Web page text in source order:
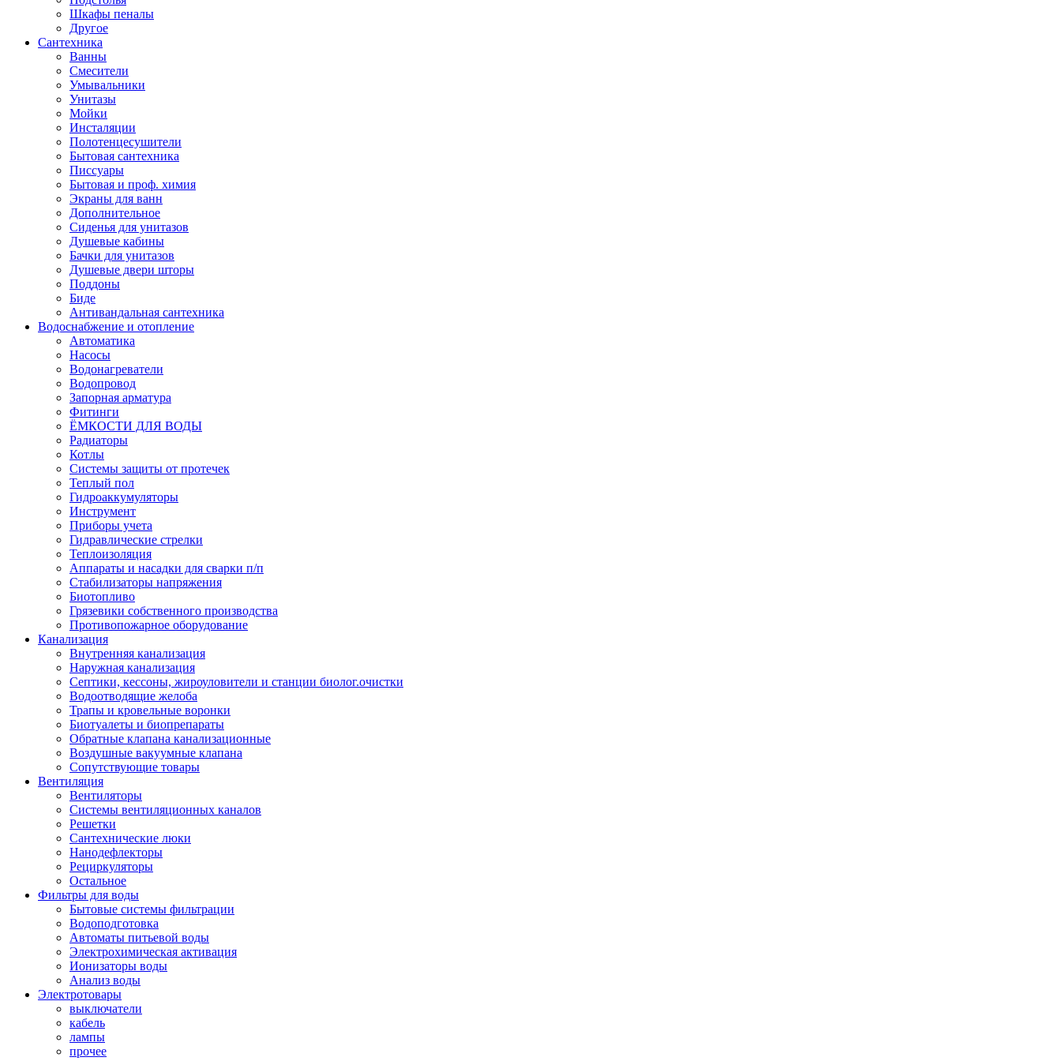
Шкафы пеналы
Другое
Сантехника
Ванны
Смесители
Умывальники
Унитазы
Мойки
Инсталяции
Полотенцесушители
Бытовая сантехника
Писсуары
Бытовая и проф. химия
Экраны для ванн
Дополнительное
Сиденья для унитазов
Душевые кабины
Бачки для унитазов
Душевые двери шторы
Поддоны
Биде
Антивандальная сантехника
Водоснабжение и отопление
Автоматика
Насосы
Водонагреватели
Водопровод
Запорная арматура
Фитинги
ЁМКОСТИ ДЛЯ ВОДЫ
Радиаторы
Котлы
Системы защиты от протечек
Теплый пол
Гидроаккумуляторы
Инструмент
Приборы учета
Гидравлические стрелки
Теплоизоляция
Аппараты и насадки для сварки п/п
Стабилизаторы напряжения
Биотопливо
Грязевики собственного производства
Противопожарное оборудование
Канализация
Внутренняя канализация
Наружная канализация
Септики, кессоны, жироуловители и станции биолог.очистки
Водоотводящие желоба
Трапы и кровельные воронки
Биотуалеты и биопрепараты
Обратные клапана канализационные
Воздушные вакуумные клапана
Сопутствующие товары
Вентиляция
Вентиляторы
Системы вентиляционных каналов
Решетки
Сантехнические люки
Нанодефлекторы
Рециркуляторы
Остальное
Фильтры для воды
Бытовые системы фильтрации
Водоподготовка
Автоматы питьевой воды
Электрохимическая активация
Ионизаторы воды
Анализ воды
Электротовары
выключатели
кабель
лампы
прочее